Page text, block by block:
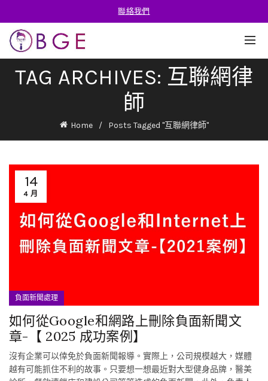
聯絡我們
TAG ARCHIVES: 互聯網律
師
Home Posts Tagged "互聯網律師"
14
4 月
負面新聞處理
如何從Google和網路上刪除負面新聞文
章-【 2025 成功案例】
沒有企業可以倖免於負面新聞報導。實際上，公司規模越大，媒體
越有可能抓住不利的故事。只要想一想最近對大型健身品牌，醫美